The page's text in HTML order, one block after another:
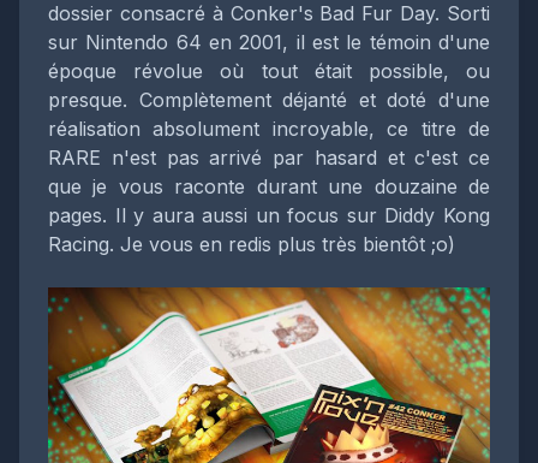
dossier consacré à Conker's Bad Fur Day. Sorti
sur Nintendo 64 en 2001, il est le témoin d'une
époque révolue où tout était possible, ou
presque. Complètement déjanté et doté d'une
réalisation absolument incroyable, ce titre de
RARE n'est pas arrivé par hasard et c'est ce
que je vous raconte durant une douzaine de
pages. Il y aura aussi un focus sur Diddy Kong
Racing. Je vous en redis plus très bientôt ;o)